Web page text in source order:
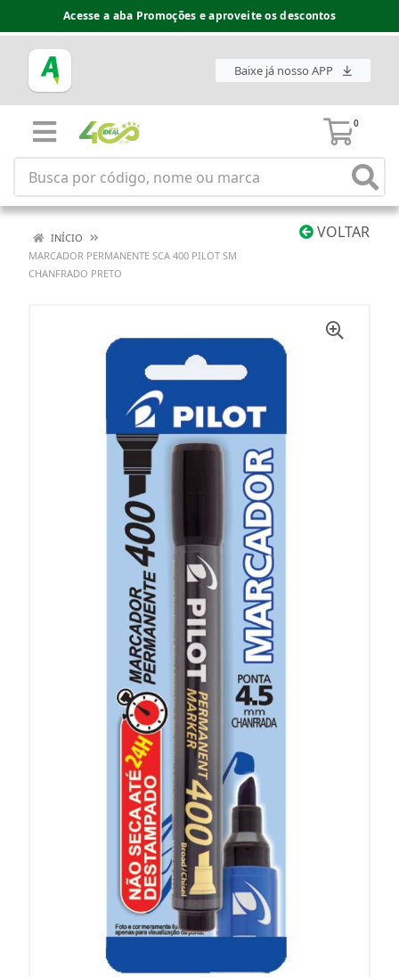
Acesse a aba Promoções e aproveite os descontos
Baixe já nosso APP
0
VOLTAR
INÍCIO
MARCADOR PERMANENTE SCA 400 PILOT SM
CHANFRADO PRETO